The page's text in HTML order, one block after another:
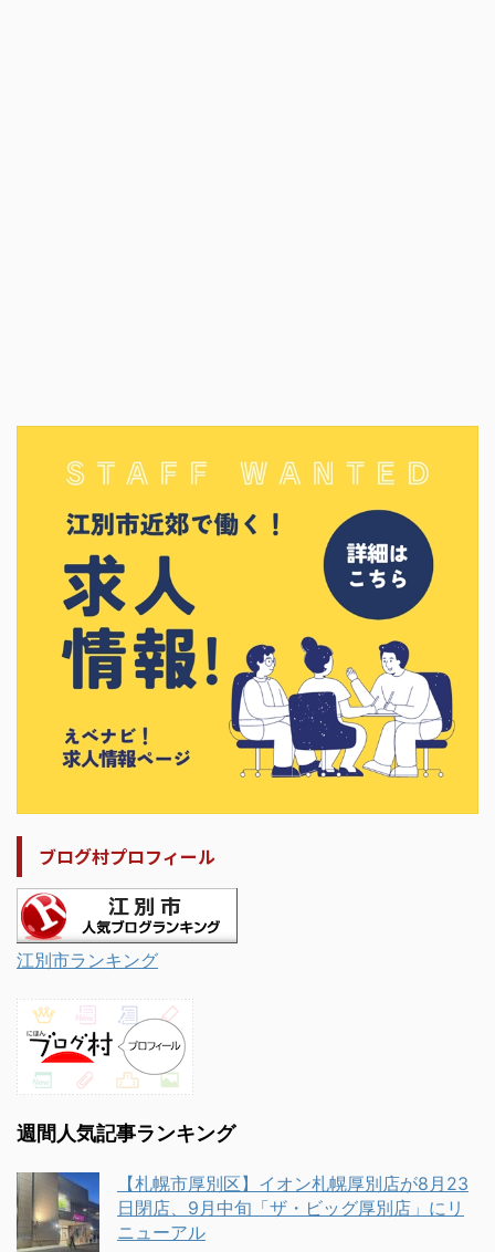
ブログ村プロフィール
江別市ランキング
週間人気記事ランキング
【札幌市厚別区】イオン札幌厚別店が8月23
日閉店、9月中旬「ザ・ビッグ厚別店」にリ
ニューアル